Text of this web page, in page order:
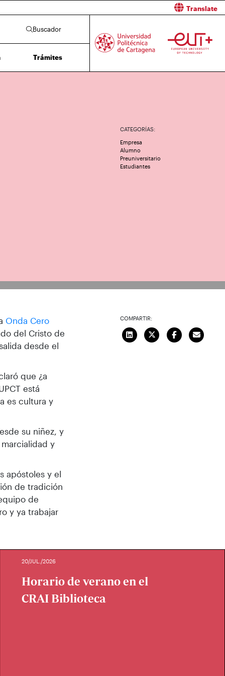
Translate
Buscador
Trámites
CATEGORÍAS:
Empresa
Alumno
Preuniversitario
Estudiantes
Romero, han sido
Onda Cero
del Cristo de
desde el
que ¿a
está
es cultura y
su niñez, y
y
apóstoles y el
de tradición
de
y ya trabajar
COMPARTIR:
20/JUL./2026
Horario de verano en el
CRAI Biblioteca